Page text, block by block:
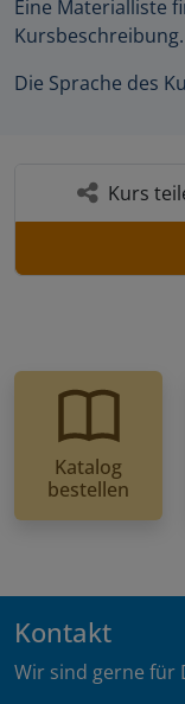
Eine Materialliste
Kursbeschreibung.
Die Sprache des
Kurs
Katalog
bestellen
Kontakt
Wir sind gerne für